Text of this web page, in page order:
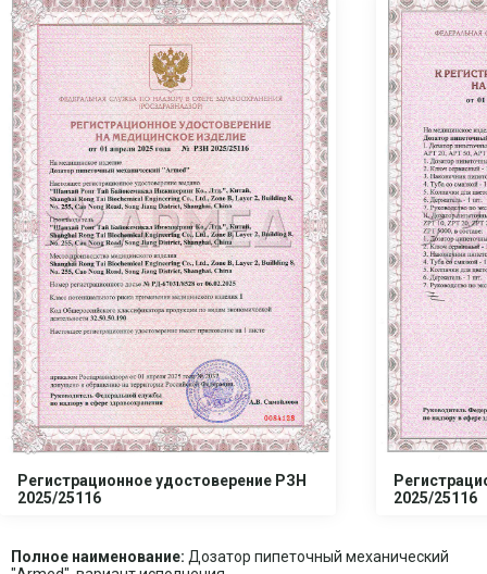
Регистрационное удостоверение РЗН
2025/25116
2025/25116
Полное наименование: Дозатор пипеточный механический